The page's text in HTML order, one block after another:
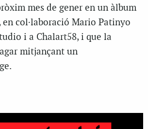
mes de gener en un àlbum
en col·laboració Mario Patinyo
i a Chalart58, i que la
mitjançant un